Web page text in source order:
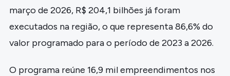
março de 2026, R$ 204,1 bilhões já foram
executados na região, o que representa 86,6% do
valor programado para o período de 2023 a 2026.
O programa reúne 16,9 mil empreendimentos nos